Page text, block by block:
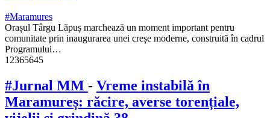
#Maramures
Orașul Târgu Lăpuș marchează un moment important pentru
comunitate prin inaugurarea unei creșe moderne, construită în cadrul
Programului…
12365645
#Jurnal MM - Vreme instabilă în
Maramureș: răcire, averse torențiale,